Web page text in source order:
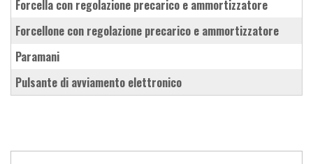
forcella con regolazione precarico e ammortizzatore
forcellone con regolazione precarico e ammortizzatore
paramani
pulsante di avviamento elettronico